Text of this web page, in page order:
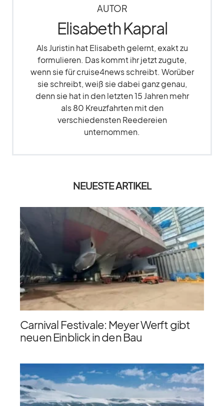
AUTOR
Elisabeth Kapral
Als Juristin hat Elisabeth gelernt, exakt zu
formulieren. Das kommt ihr jetzt zugute,
wenn sie für cruise4news schreibt. Worüber
sie schreibt, weiß sie dabei ganz genau,
denn sie hat in den letzten 15 Jahren mehr
als 80 Kreuzfahrten mit den
verschiedensten Reedereien
unternommen.
NEUESTE ARTIKEL
Carnival Festivale: Meyer Werft gibt
neuen Einblick in den Bau